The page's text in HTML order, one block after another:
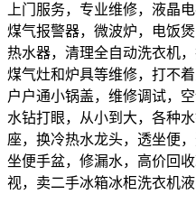
上门服务，专业维修，液晶
煤气报警器，微波炉，电饭
热水器，清理全自动洗衣机
煤气灶和炉具等维修，打不
户户通小锅盖，维修调试，
水钻打眼，从小到大，各种
座，换冷热水龙头，透坐便
坐便手盆，修漏水，高价回
视，卖二手冰箱冰柜洗衣机